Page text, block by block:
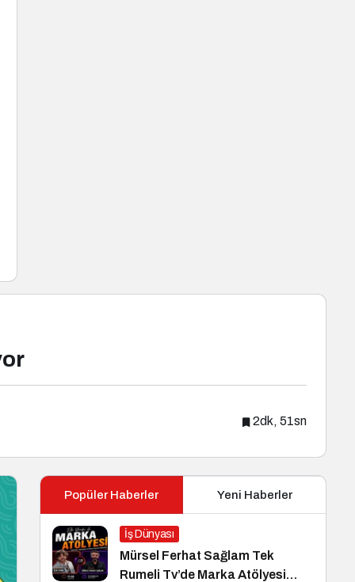
2dk, 51sn
Popüler Haberler Yeni Haberler
İş Dünyası
Mürsel Ferhat Sağlam Tek
Rumeli Tv’de Marka Atölyesi